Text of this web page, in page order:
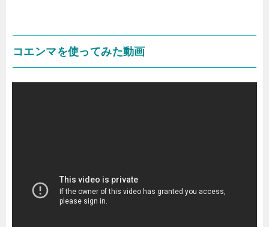
コエンマを使ってみた動画